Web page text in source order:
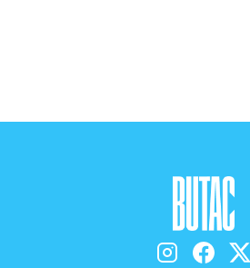
TRUFFE E SOCIAL NETWORK